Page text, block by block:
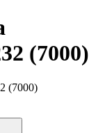
(7000)
(7000)